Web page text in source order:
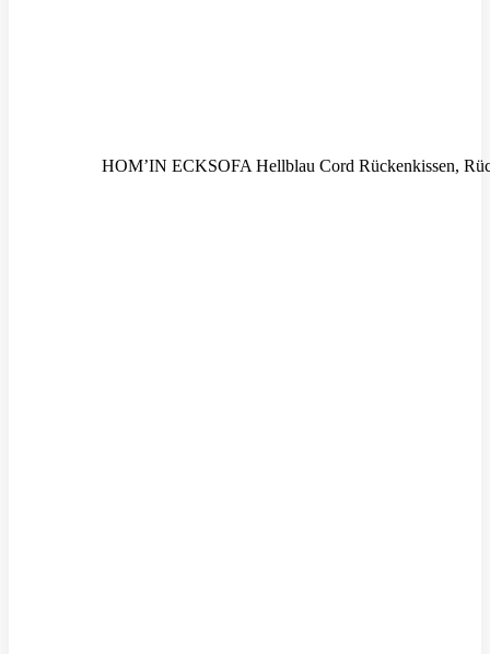
HOM’IN ECKSOFA Hellblau Cord Rückenkissen,